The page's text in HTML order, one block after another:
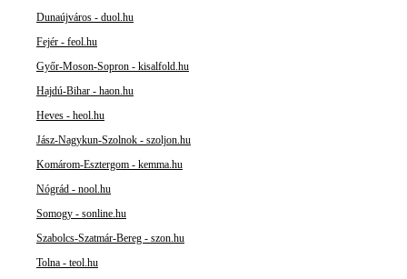
Dunaújváros - duol.hu
Fejér - feol.hu
Győr-Moson-Sopron - kisalfold.hu
Hajdú-Bihar - haon.hu
Heves - heol.hu
Jász-Nagykun-Szolnok - szoljon.hu
Komárom-Esztergom - kemma.hu
Nógrád - nool.hu
Somogy - sonline.hu
Szabolcs-Szatmár-Bereg - szon.hu
Tolna - teol.hu